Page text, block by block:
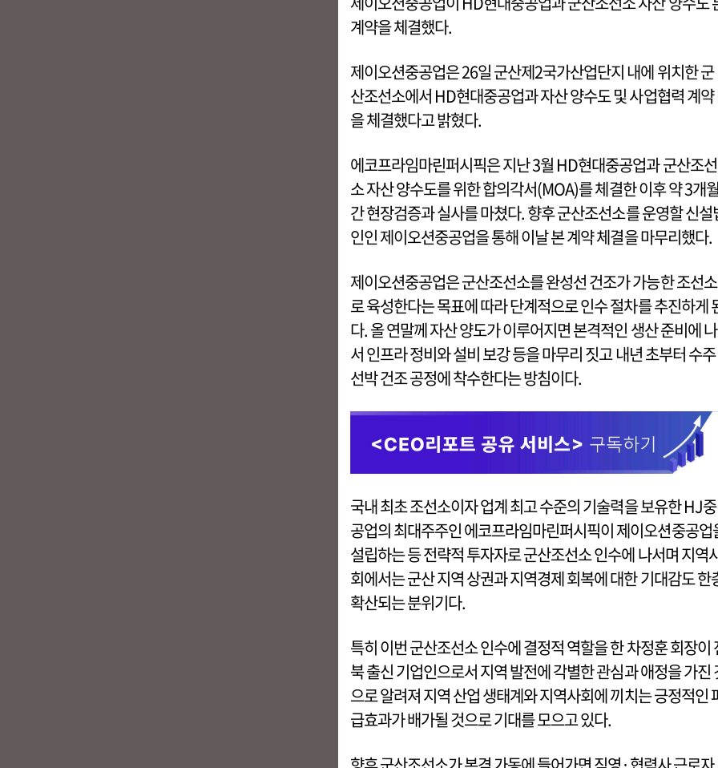
계약을 체결했다.
제이오션중공업은 26일 군산제2국가산업단지 내에 위치한 군
산조선소에서 HD현대중공업과 자산 양수도 및 사업협력 계약
을 체결했다고 밝혔다.
에코프라임마린퍼시픽은 지난 3월 HD현대중공업과 군산조선
소 자산 양수도를 위한 합의각서(MOA)를 체결한 이후 약 3개
간 현장검증과 실사를 마쳤다. 향후 군산조선소를 운영할 신설
인인 제이오션중공업을 통해 이날 본 계약 체결을 마무리했다.
제이오션중공업은 군산조선소를 완성선 건조가 가능한 조선소
로 육성한다는 목표에 따라 단계적으로 인수 절차를 추진하게
다. 올 연말께 자산 양도가 이루어지면 본격적인 생산 준비에 나
서 인프라 정비와 설비 보강 등을 마무리 짓고 내년 초부터 수주
선박 건조 공정에 착수한다는 방침이다.
국내 최초 조선소이자 업계 최고 수준의 기술력을 보유한 HJ중
공업의 최대주주인 에코프라임마린퍼시픽이 제이오션중공업
설립하는 등 전략적 투자자로 군산조선소 인수에 나서며 지역
회에서는 군산 지역 상권과 지역경제 회복에 대한 기대감도 한
확산되는 분위기다.
특히 이번 군산조선소 인수에 결정적 역할을 한 차정훈 회장이
북 출신 기업인으로서 지역 발전에 각별한 관심과 애정을 가진
으로 알려져 지역 산업 생태계와 지역사회에 끼치는 긍정적인
급효과가 배가될 것으로 기대를 모으고 있다.